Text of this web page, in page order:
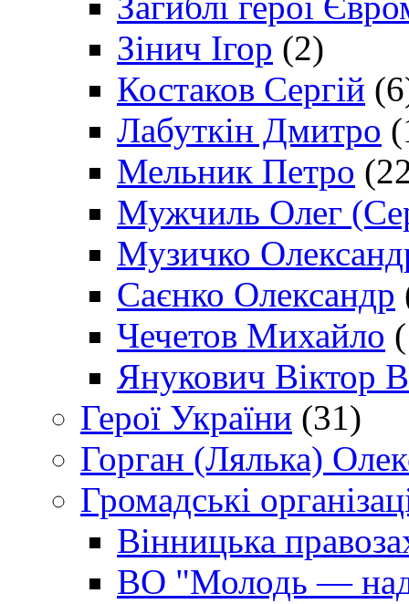
Зінич Ігор (2)
Костаков Сергій
Лабуткін Дмитро
Мельник Петро
Мужчиль Олег
Музичко
Саєнко Олександр
Чечетов Михайло
Янукович Віктор
Герої України (31)
Горган (Лялька)
Громадські
Вінницька
ВО "Молодь —